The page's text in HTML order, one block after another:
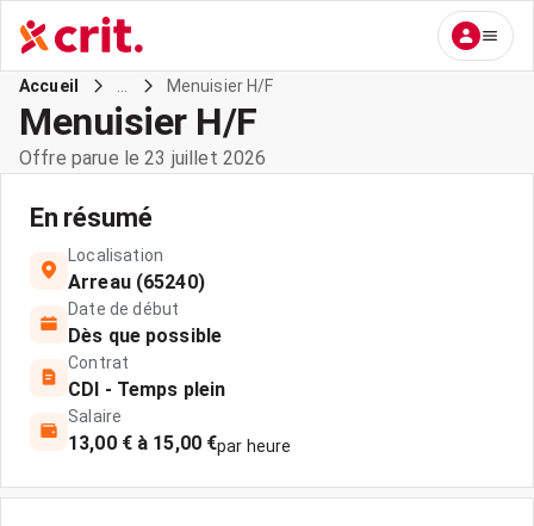
Accueil Menuisier H/F
Menuisier H/F
Offre parue le 23 juillet 2026
En résumé
Localisation
Arreau (65240)
Date de début
Dès que possible
Contrat
CDI - Temps plein
Salaire
13,00 € à 15,00 €par heure